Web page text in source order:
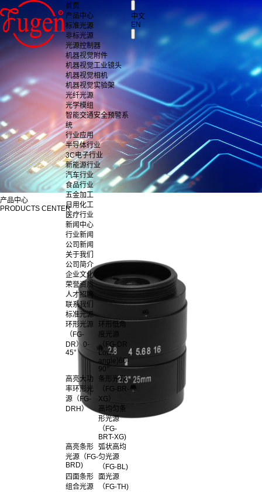
首页
产品中心
标准光源
非标光源
光源控制器
机器视觉附件
机器视觉工业镜头
机器视觉相机
机器视觉实验架
光纤光源
光学模组
智能交通安全预警系
统
行业应用
半导体行业
3C电子行业
新能源行业
汽车行业
食品行业
五金加工
日用化工
医疗行业
新闻中心
行业新闻
公司新闻
关于我们
公司简介
企业文化
荣誉资质
人才招聘
联系我们
标准光源
环形光源
（FG-
DR）0-
45°
环形低角
度光源
（FG-DR
Low
angle)60-
90°
高亮大功
率环形光
源（FG-
DRH）
条形光源
（FG-BR-
XG）
高均匀条
形光源
（FG-
BRT-XG)
高亮条形
光源（FG-
BRD)
弧状高均
匀光源
（FG-BL)
四面条形
组合光源
面光源
（FG-TH)
中文
EN
产品中心
PRODUCTS CENTER